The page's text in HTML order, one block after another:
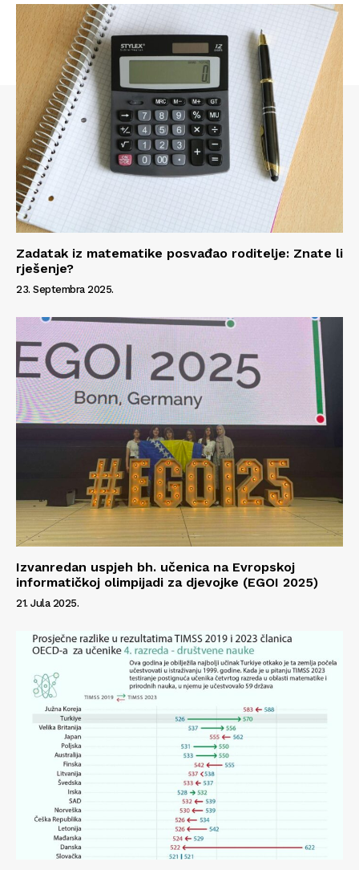
Info
O nama
Kontakt
Impressum
Zadatak iz matematike posvađao roditelje: Znate li
rješenje?
23. Septembra 2025.
Izvanredan uspjeh bh. učenica na Evropskoj
informatičkoj olimpijadi za djevojke (EGOI 2025)
21. Jula 2025.